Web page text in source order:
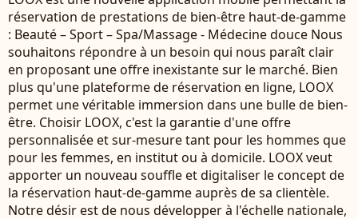
réservation de prestations de bien-être haut-de-gamme
: Beauté – Sport – Spa/Massage - Médecine douce Nous
souhaitons répondre à un besoin qui nous paraît clair
en proposant une offre inexistante sur le marché. Bien
plus qu'une plateforme de réservation en ligne, LOOX
permet une véritable immersion dans une bulle de bien-
être. Choisir LOOX, c'est la garantie d'une offre
personnalisée et sur-mesure tant pour les hommes que
pour les femmes, en institut ou à domicile. LOOX veut
apporter un nouveau souffle et digitaliser le concept de
la réservation haut-de-gamme auprès de sa clientèle.
Notre désir est de nous développer à l'échelle nationale,